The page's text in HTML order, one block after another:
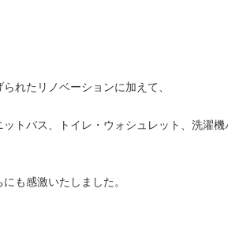
れたリノベーションに加えて、
トバス、トイレ・ウォシュレット、洗濯
も感激いたしました。